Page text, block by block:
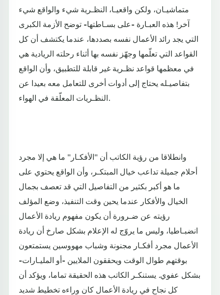
متماشيـان، ولكن واقعيـا، النظـرية شيء والواقع شيء
آخر! هذه العبـارة -على بسـاطتها- توضح الأزمة الكبرى
التي يجد رائد الأعمال نفسه بصددها، عندما يكتشف أن كل
القواعد التي تعلّمها وجهّز نفسه بها أثناء رحلته الريادية هي
في معظمها قواعد نظـرية غير قابلة للتطبيق، وأن الواقع
بتفاصيـله يحتاج إلى أدوات أخرى للتعامل معه بعيدا عن
النظـريات المعلّقة في الهواء.
وانطلاقا من رؤية الكاتب أن "الأفكـار" ما هي إلا مجرد
أحلام جميلة تداعب خيال المبتكـر، وأن الواقع يحتوي على
ما هو أكبر بكثير من التفاصيل التي قد تعصف بجمال
الخيال والأفكار عندما يحين وقت التنفيذ، وضع المؤلف
رؤيته عن ضـرورة أن يكون مفهوم ريادة الأعمال
انضبـاطيا، وليس ما يروّج له الإعلام بشكل صارخ أن ريادة
الأعمال مجرد أفكـار مجنونة وشباب مهووسين يستمتعون
بوقتهم طوال الوقت ويحققون الملايين -أو المليـارات-
بشكل عفوي. يستنكـر الكاتب هذه الحقيقة تماما، ويؤكد أن
كل نجاح في ريادة الأعمال كان وراءه تخطيط شديد